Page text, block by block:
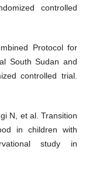
controlled
Protocol for
South Sudan and
controlled trial.
N, et al. Transition
in children with
study in